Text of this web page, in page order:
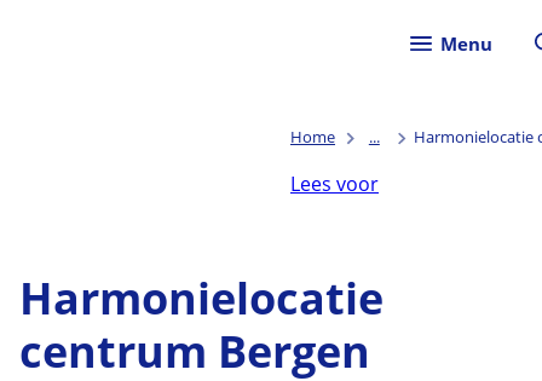
Menu
Home ... Harmonielocatie
Lees voor
Harmonielocatie
centrum Bergen